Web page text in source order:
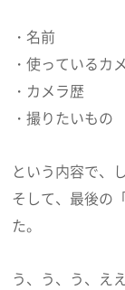
・名前
・使っているカ
・カメラ歴
・撮りたいもの
という内容で、
そして、最後の
た。
う、う、う、え